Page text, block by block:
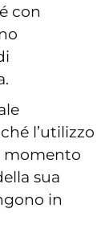
con
l’utilizzo
momento
sua
in